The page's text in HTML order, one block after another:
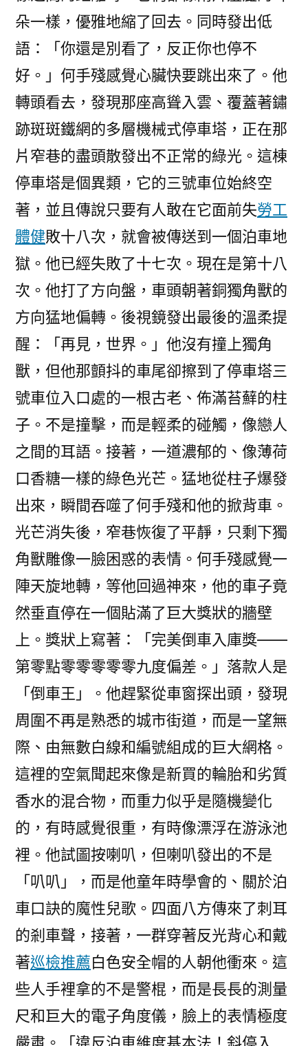
朵一樣，優雅地縮了回去。同時發出低
語：「你還是別看了，反正你也停不
好。」何手殘感覺心臟快要跳出來了。他
轉頭看去，發現那座高聳入雲、覆蓋著鏽
跡斑斑鐵網的多層機械式停車塔，正在那
片窄巷的盡頭散發出不正常的綠光。這棟
停車塔是個異類，它的三號車位始終空
著，並且傳說只要有人敢在它面前失勞工
體健敗十八次，就會被傳送到一個泊車地
獄。他已經失敗了十七次。現在是第十八
次。他打了方向盤，車頭朝著銅獨角獸的
方向猛地偏轉。後視鏡發出最後的溫柔提
醒：「再見，世界。」他沒有撞上獨角
獸，但他那顫抖的車尾卻擦到了停車塔三
號車位入口處的一根古老、佈滿苔蘚的柱
子。不是撞擊，而是輕柔的碰觸，像戀人
之間的耳語。接著，一道濃郁的、像薄荷
口香糖一樣的綠色光芒。猛地從柱子爆發
出來，瞬間吞噬了何手殘和他的掀背車。
光芒消失後，窄巷恢復了平靜，只剩下獨
角獸雕像一臉困惑的表情。何手殘感覺一
陣天旋地轉，等他回過神來，他的車子竟
然垂直停在一個貼滿了巨大獎狀的牆壁
上。獎狀上寫著：「完美倒車入庫獎——
第零點零零零零零九度偏差。」落款人是
「倒車王」。他趕緊從車窗探出頭，發現
周圍不再是熟悉的城市街道，而是一望無
際、由無數白線和編號組成的巨大網格。
這裡的空氣聞起來像是新買的輪胎和劣質
香水的混合物，而重力似乎是隨機變化
的，有時感覺很重，有時像漂浮在游泳池
裡。他試圖按喇叭，但喇叭發出的不是
「叭叭」，而是他童年時學會的、關於泊
車口訣的魔性兒歌。四面八方傳來了刺耳
的剎車聲，接著，一群穿著反光背心和戴
著巡檢推薦白色安全帽的人朝他衝來。這
些人手裡拿的不是警棍，而是長長的測量
尺和巨大的電子角度儀，臉上的表情極度